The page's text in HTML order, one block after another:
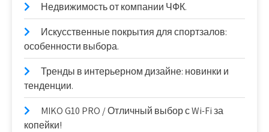
Недвижимость от компании ЧФК.
Искусственные покрытия для спортзалов:
особенности выбора.
Тренды в интерьерном дизайне: новинки и
тенденции.
MIKO G10 PRO / Отличный выбор с Wi-Fi за
копейки!